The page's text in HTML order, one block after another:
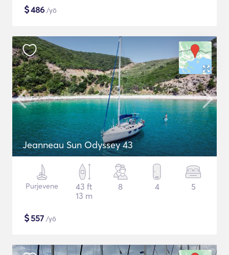
$486 /yö
Jeanneau Sun Odyssey 43
Purjevene
43 ft
13 m
8 4 5
$557 /yö